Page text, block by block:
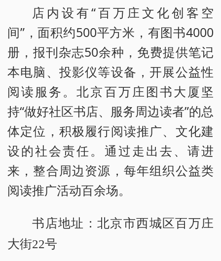
店内设有“百万庄文化创客空
间”，面积约500平方米，有图书4000
册，报刊杂志50余种，免费提供笔记
本电脑、投影仪等设备，开展公益性
阅读服务。北京百万庄图书大厦坚
持“做好社区书店、服务周边读者”的总
体定位，积极履行阅读推广、文化建
设的社会责任。通过走出去、请进
来，整合周边资源，每年组织公益类
阅读推广活动百余场。
书店地址：北京市西城区百万庄
大街22号